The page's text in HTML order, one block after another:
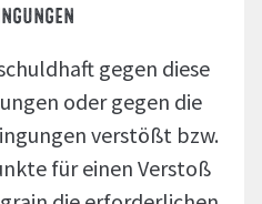
gegen diese
oder gegen die
verstößt bzw.
für einen Verstoß